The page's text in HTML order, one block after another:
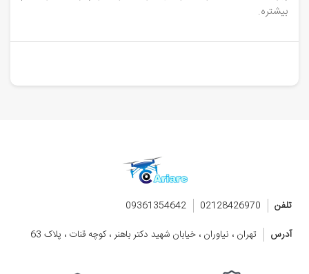
بیشتره.
تلفن 02128426970
09361354642
آدرس
تهران ، نیاوران ، خیابان شهید دکتر باهنر ، کوچه قنات ، پلاک 63